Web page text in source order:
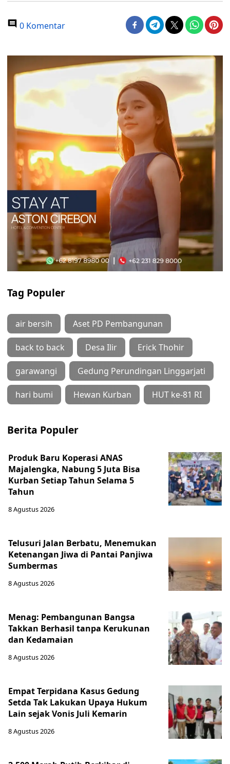
0 Komentar
Tag Populer
air bersih Aset PD Pembangunan
back to back Desa Ilir Erick Thohir
garawangi Gedung Perundingan Linggarjati
hari bumi Hewan Kurban HUT ke-81 RI
Berita Populer
Produk Baru Koperasi ANAS
Majalengka, Nabung 5 Juta Bisa
Kurban Setiap Tahun Selama 5
Tahun
8 Agustus 2026
Telusuri Jalan Berbatu, Menemukan
Ketenangan Jiwa di Pantai Panjiwa
Sumbermas
8 Agustus 2026
Menag: Pembangunan Bangsa
Takkan Berhasil tanpa Kerukunan
dan Kedamaian
8 Agustus 2026
Empat Terpidana Kasus Gedung
Setda Tak Lakukan Upaya Hukum
Lain sejak Vonis Juli Kemarin
8 Agustus 2026